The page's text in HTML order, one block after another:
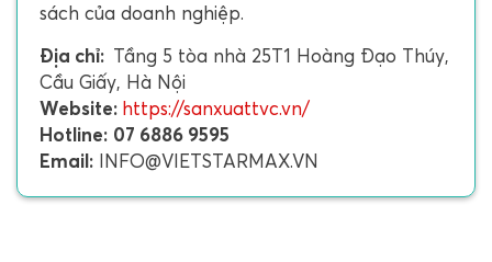
sách của doanh nghiệp.
Địa chỉ: Tầng 5 tòa nhà 25T1 Hoàng Đạo Thúy,
Cầu Giấy, Hà Nội
Website: https://sanxuattvc.vn/
Hotline: 07 6886 9595
Email: INFO@VIETSTARMAX.VN